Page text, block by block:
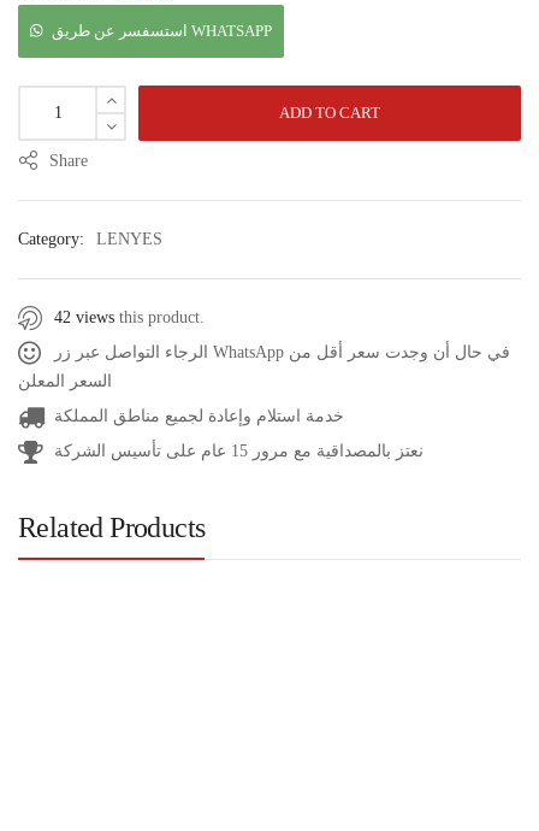
استسفسر عن طريق WHATSAPP
ADD TO CART
Share
Category: LENYES
42 views this product.
الرجاء التواصل عبر زر WhatsApp في حال أن وجدت سعر أقل من
السعر المعلن
خدمة استلام وإعادة لجميع مناطق المملكة
نعتز بالمصداقية مع مرور 15 عام على تأسيس الشركة
Related Products